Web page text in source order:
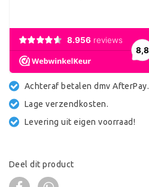
Achteraf betalen dmv AfterPay.
Lage verzendkosten.
Levering uit eigen voorraad!
Deel dit product